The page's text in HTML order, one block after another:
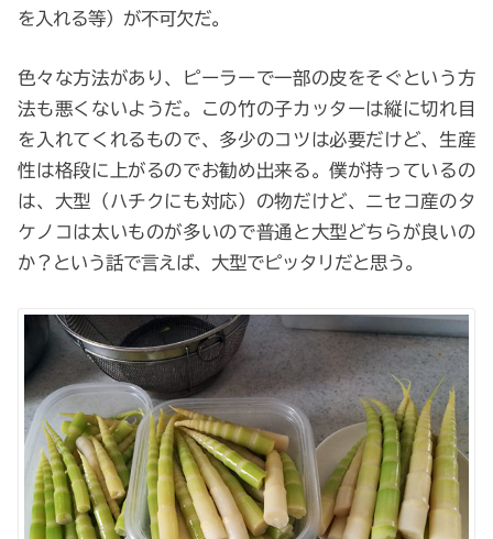
を入れる等）が不可欠だ。
色々な方法があり、ピーラーで一部の皮をそぐという方
法も悪くないようだ。この竹の子カッターは縦に切れ目
を入れてくれるもので、多少のコツは必要だけど、生産
性は格段に上がるのでお勧め出来る。僕が持っているの
は、大型（ハチクにも対応）の物だけど、ニセコ産のタ
ケノコは太いものが多いので普通と大型どちらが良いの
か？という話で言えば、大型でピッタリだと思う。